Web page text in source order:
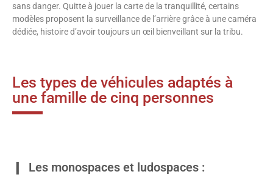
sans danger. Quitte à jouer la carte de la tranquillité, certains
modèles proposent la surveillance de l’arrière grâce à une caméra
dédiée, histoire d’avoir toujours un œil bienveillant sur la tribu.
Les types de véhicules adaptés à
une famille de cinq personnes
Les monospaces et ludospaces :